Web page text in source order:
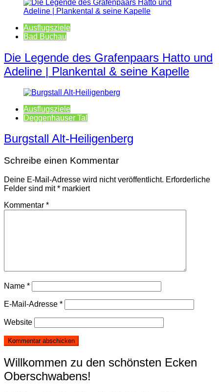
Ausflugsziele
Bad Buchau
Die Legende des Grafenpaars Hatto und
Adeline | Plankental & seine Kapelle
Ausflugsziele
Deggenhauser Tal
Burgstall Alt-Heiligenberg
Schreibe einen Kommentar
Deine E-Mail-Adresse wird nicht veröffentlicht. Erforderliche
Felder sind mit* markiert
Kommentar *
Name *
E-Mail-Adresse *
Website
Willkommen zu den schönsten Ecken
Oberschwabens!